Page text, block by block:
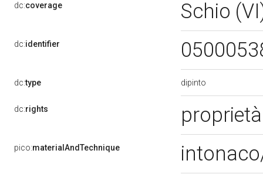
dc:coverage Schio
dc:identifier
dc:type dipinto
dc:rights
pico:materialAndTechnique